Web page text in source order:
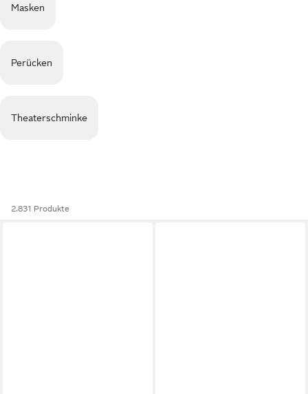
Masken
Perücken
Theaterschminke
2.831 Produkte